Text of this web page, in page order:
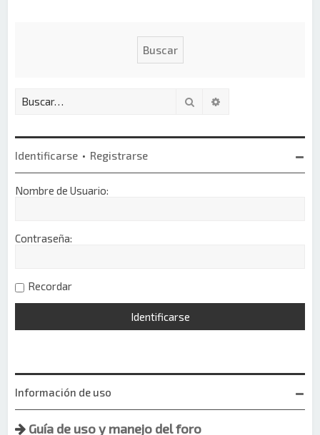
Buscar
Identificarse • Registrarse
Nombre de Usuario:
Contraseña:
Recordar
Información de uso
Guía de uso y manejo del foro